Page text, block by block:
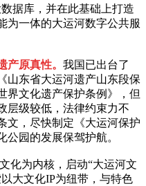
据库，并在此基础上打造
为一体的大运河数字公共服
产原真性。 我国已出台了
山东省大运河遗产山东段保
界文化遗产保护条例》，但
层级较低，法律约束力不
文，尽快制定《大运河保护
园的发展保驾护航。
化为内核，启动“大运河文
大文化IP为纽带，与特色